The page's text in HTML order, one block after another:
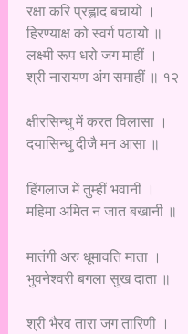
रक्षा करि प्रह्लाद बचायो ।
हिरण्याक्ष को स्वर्ग पठायो ॥
लक्ष्मी रूप धरो जग माहीं ।
श्री नारायण अंग समाहीं ॥ १२
क्षीरसिन्धु में करत विलासा ।
दयासिन्धु दीजै मन आसा ॥
हिंगलाज में तुम्हीं भवानी ।
महिमा अमित न जात बखानी ॥
मातंगी अरु धूमावति माता ।
भुवनेश्वरी बगला सुख दाता ॥
श्री भैरव तारा जग तारिणी ।